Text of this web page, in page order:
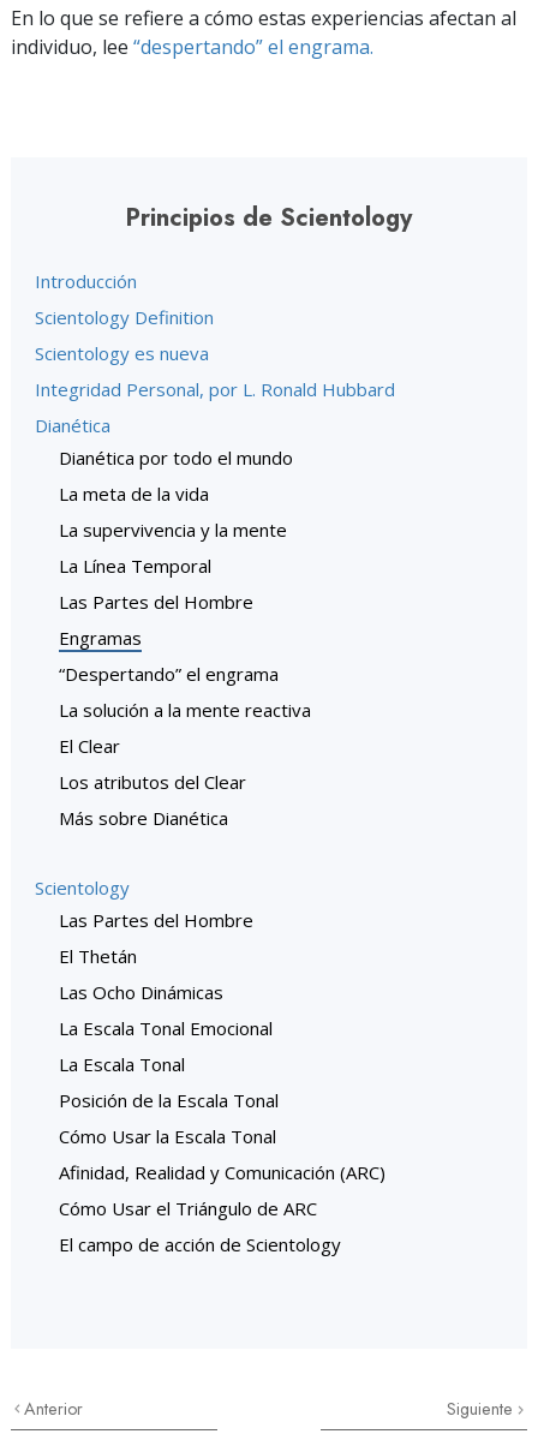
En lo que se refiere a cómo estas experiencias afectan al
individuo, lee “despertando” el engrama.
Principios de Scientology
Introducción
Scientology Definition
Scientology es nueva
Integridad Personal, por L. Ronald Hubbard
Dianética
Dianética por todo el mundo
La meta de la vida
La supervivencia y la mente
La Línea Temporal
Las Partes del Hombre
Engramas
“Despertando” el engrama
La solución a la mente reactiva
El Clear
Los atributos del Clear
Más sobre Dianética
Scientology
Las Partes del Hombre
El Thetán
Las Ocho Dinámicas
La Escala Tonal Emocional
La Escala Tonal
Posición de la Escala Tonal
Cómo Usar la Escala Tonal
Afinidad, Realidad y Comunicación (ARC)
Cómo Usar el Triángulo de ARC
El campo de acción de Scientology
Anterior Siguiente